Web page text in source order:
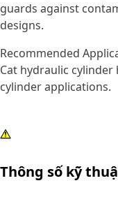
guards against
designs.
Recommended
Cat hydraulic
cylinder applications.
Thông số kỹ